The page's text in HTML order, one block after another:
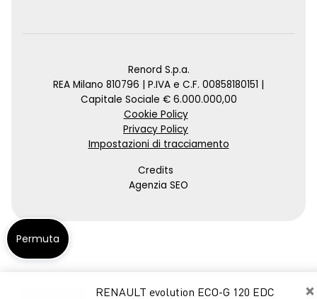
×
RENAULT evolution ECO-G 120 EDC
Renord S.p.a.
REA Milano 810796 | P.IVA e C.F. 00858180151 |
Capitale Sociale € 6.000.000,00
Cookie Policy
Privacy Policy
Impostazioni di tracciamento
Credits
Agenzia SEO
Permuta